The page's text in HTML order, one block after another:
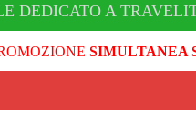
DEDICATO A
SIMULTANEA